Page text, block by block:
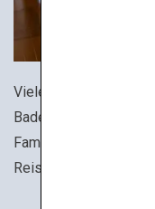
Viele Hotels an
Bademöglichkeiten
Familie in einem
Reisemüdigkeit